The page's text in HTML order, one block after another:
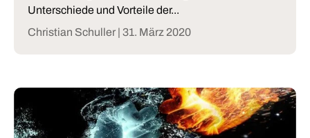
Unterschiede und Vorteile der...
Christian Schuller | 31. März 2020